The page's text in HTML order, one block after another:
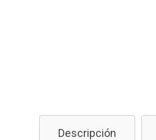
Descripción